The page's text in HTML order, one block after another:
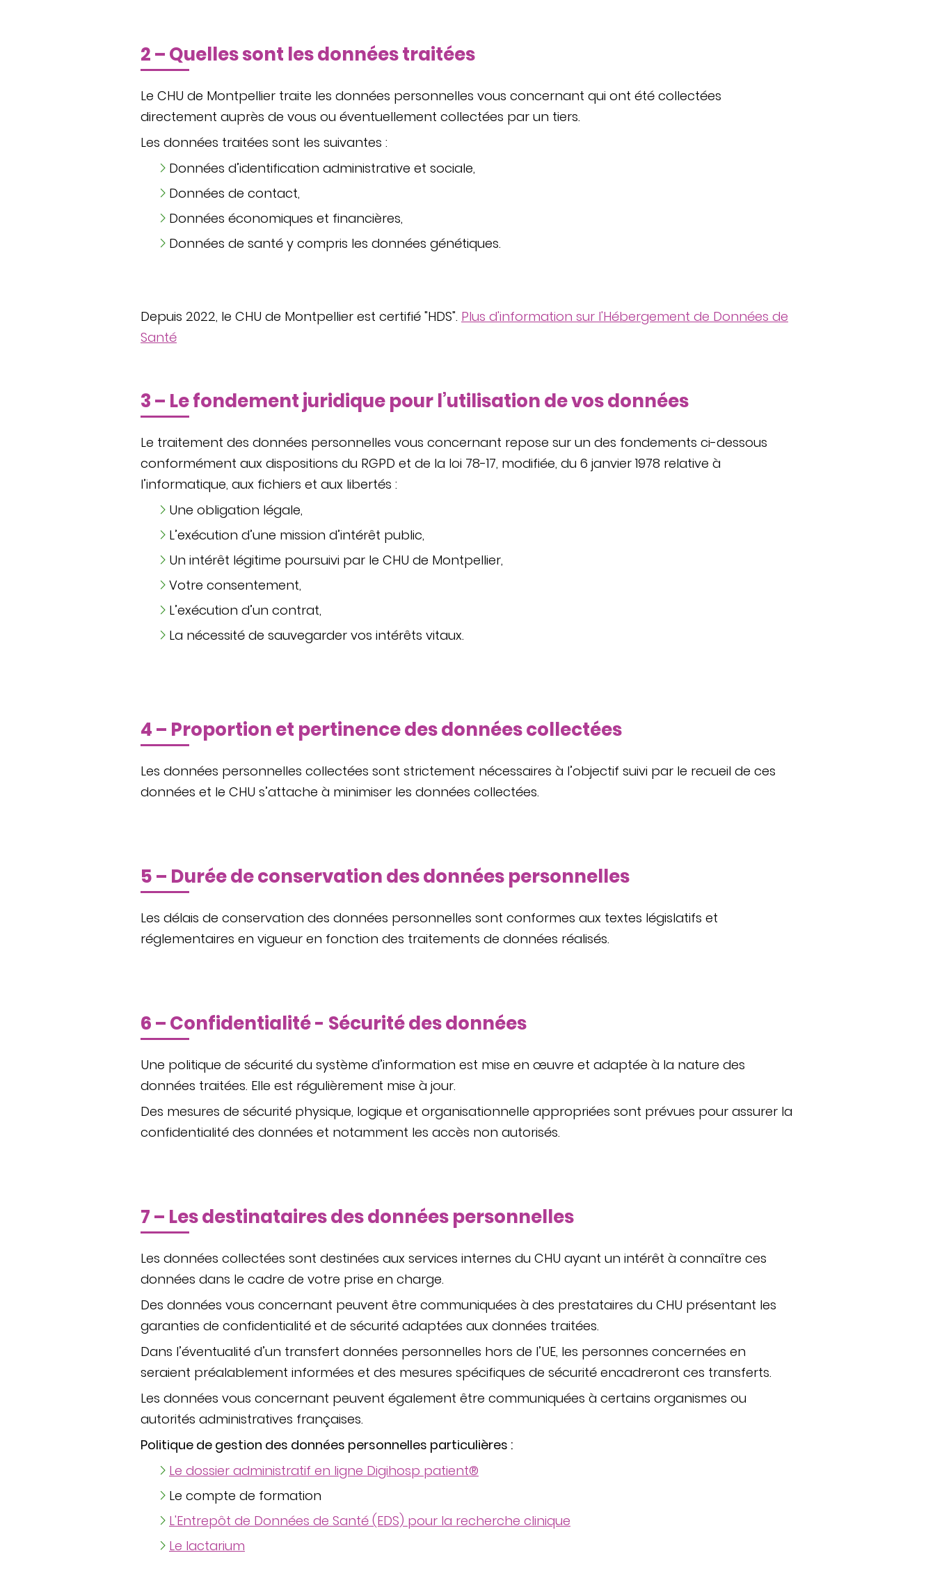
2 – Quelles sont les données traitées
Le CHU de Montpellier traite les données personnelles vous concernant qui ont été collectées
directement auprès de vous ou éventuellement collectées par un tiers.
Les données traitées sont les suivantes :
Données d’identification administrative et sociale,
Données de contact,
Données économiques et financières,
Données de santé y compris les données génétiques.
Depuis 2022, le CHU de Montpellier est certifié "HDS". Plus d'information sur l'Hébergement de Données de
Santé
3 – Le fondement juridique pour l’utilisation de vos données
Le traitement des données personnelles vous concernant repose sur un des fondements ci-dessous
conformément aux dispositions du RGPD et de la loi 78-17, modifiée, du 6 janvier 1978 relative à
l’informatique, aux fichiers et aux libertés :
Une obligation légale,
L’exécution d’une mission d’intérêt public,
Un intérêt légitime poursuivi par le CHU de Montpellier,
Votre consentement,
L’exécution d’un contrat,
La nécessité de sauvegarder vos intérêts vitaux.
4 – Proportion et pertinence des données collectées
Les données personnelles collectées sont strictement nécessaires à l’objectif suivi par le recueil de ces
données et le CHU s’attache à minimiser les données collectées.
5 – Durée de conservation des données personnelles
Les délais de conservation des données personnelles sont conformes aux textes législatifs et
réglementaires en vigueur en fonction des traitements de données réalisés.
6 – Confidentialité - Sécurité des données
Une politique de sécurité du système d’information est mise en œuvre et adaptée à la nature des
données traitées. Elle est régulièrement mise à jour.
Des mesures de sécurité physique, logique et organisationnelle appropriées sont prévues pour assurer la
confidentialité des données et notamment les accès non autorisés.
7 – Les destinataires des données personnelles
Les données collectées sont destinées aux services internes du CHU ayant un intérêt à connaître ces
données dans le cadre de votre prise en charge.
Des données vous concernant peuvent être communiquées à des prestataires du CHU présentant les
garanties de confidentialité et de sécurité adaptées aux données traitées.
Dans l’éventualité d’un transfert données personnelles hors de l’UE, les personnes concernées en
seraient préalablement informées et des mesures spécifiques de sécurité encadreront ces transferts.
Les données vous concernant peuvent également être communiquées à certains organismes ou
autorités administratives françaises.
Politique de gestion des données personnelles particulières :
Le dossier administratif en ligne Digihosp patient®
Le compte de formation
L'Entrepôt de Données de Santé (EDS) pour la recherche clinique
Le lactarium